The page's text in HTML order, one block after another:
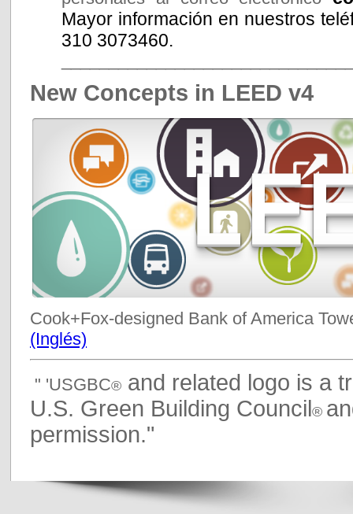
Mayor información en nuestros
310 3073460.
New Concepts in LEED v4
Cook+Fox-designed Bank of America
(Inglés)
" 'USGBC® and related logo is a
U.S. Green Building Council®
permission."